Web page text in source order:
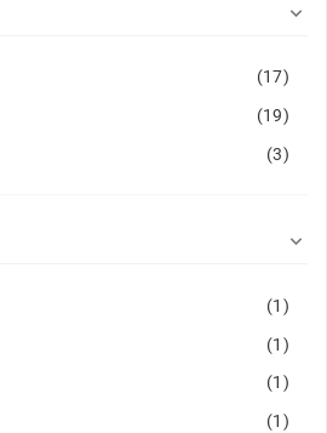

(17)
(19)
(3)

(1)
(1)
(1)
(1)